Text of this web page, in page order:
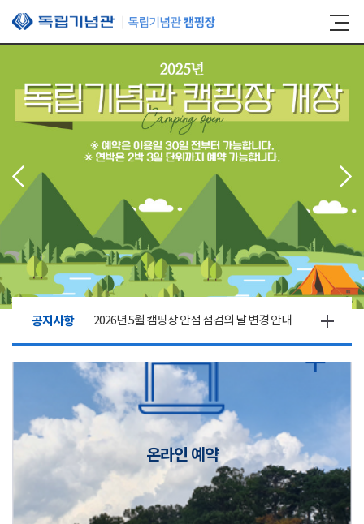
본문 바로가기
공지사항 2026년 5월 캠핑장 안점 점검의 날 변경 안내
캠핑장(9월1일~6일) 미운영 공지
2026년 5월 캠핑장 안점 점검의 날 변경 안내
캠핑장(9월1일~6일) 미운영 공지
온라인 예약